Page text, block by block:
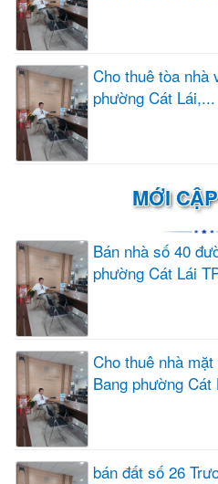
Cho thuê tòa nhà
phường Cát Lái,...
MỚI
Bán nhà số 40
phường Cát Lái
Cho thuê nhà
Bang phường Cát
bán đất số 26